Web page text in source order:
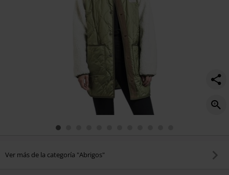
Ver más de la categoría "Abrigos"